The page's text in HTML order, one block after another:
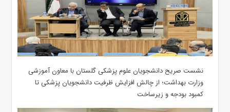
نشست صریح دانشجویان علوم پزشکی گلستان با معاون آموزشی
وزارت بهداشت؛ از چالش افزایش ظرفیت دانشجویان ‌پزشکی تا
کمبود بودجه و زیرساخت